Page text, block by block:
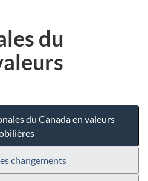
du
du Canada en valeurs
changements